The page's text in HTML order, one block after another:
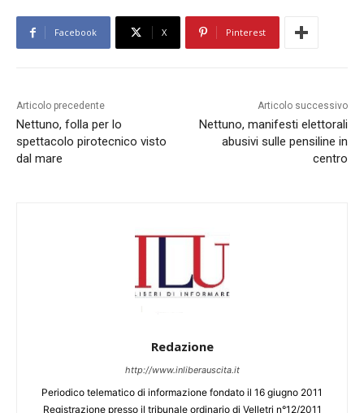
Facebook X Pinterest
Articolo precedente
Nettuno, folla per lo
spettacolo pirotecnico visto
dal mare
Articolo successivo
Nettuno, manifesti elettorali
abusivi sulle pensiline in
centro
Redazione
http://www.inliberauscita.it
Periodico telematico di informazione fondato il 16 giugno 2011
Registrazione presso il tribunale ordinario di Velletri n°12/2011